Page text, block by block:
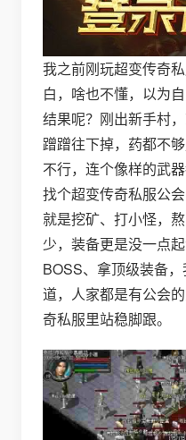
我之前刚玩超变传奇
白，啥也不懂，以为
结果呢？刚出新手村
蹭蹭往下掉，药都不
不行，连个像样的武
找个超变传奇私服公
就是挖矿、打小怪，
少，装备更是没一点
BOSS、拿顶级装备
道，人家都是有公会
奇私服里站稳脚跟。